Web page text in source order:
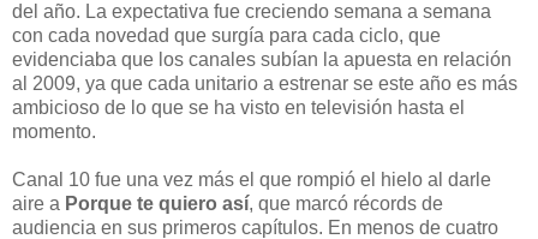
del año. La expectativa fue creciendo semana a semana
con cada novedad que surgía para cada ciclo, que
evidenciaba que los canales subían la apuesta en relación
al 2009, ya que cada unitario a estrenar se este año es más
ambicioso de lo que se ha visto en televisión hasta el
momento.
Canal 10 fue una vez más el que rompió el hielo al darle
aire a Porque te quiero así, que marcó récords de
audiencia en sus primeros capítulos. En menos de cuatro